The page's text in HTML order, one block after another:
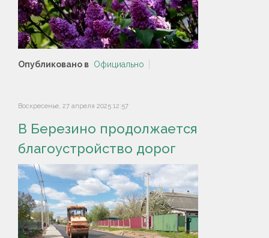
Опубликовано в Официально
Воскресенье, 27 апреля 2025 12:57
В Березино продолжается
благоустройство дорог